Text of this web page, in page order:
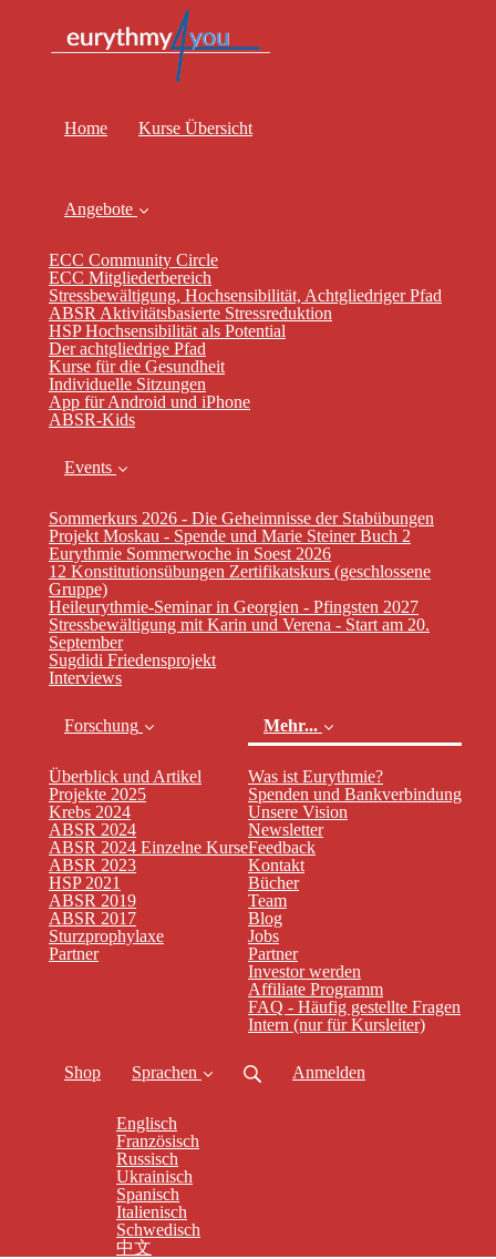
Home Kurse Übersicht
Angebote
ECC Community Circle
ECC Mitgliederbereich
Stressbewältigung, Hochsensibilität, Achtgliedriger Pfad
ABSR Aktivitätsbasierte Stressreduktion
HSP Hochsensibilität als Potential
Der achtgliedrige Pfad
Kurse für die Gesundheit
Individuelle Sitzungen
App für Android und iPhone
ABSR-Kids
Events
Sommerkurs 2026 - Die Geheimnisse der Stabübungen
Projekt Moskau - Spende und Marie Steiner Buch 2
Eurythmie Sommerwoche in Soest 2026
12 Konstitutionsübungen Zertifikatskurs (geschlossene
Gruppe)
Heileurythmie-Seminar in Georgien - Pfingsten 2027
Stressbewältigung mit Karin und Verena - Start am 20.
September
Sugdidi Friedensprojekt
Interviews
Forschung
Überblick und Artikel
Projekte 2025
Krebs 2024
ABSR 2024
ABSR 2024 Einzelne Kurse
ABSR 2023
HSP 2021
ABSR 2019
ABSR 2017
Sturzprophylaxe
Partner
Mehr...
Was ist Eurythmie?
Spenden und Bankverbindung
Unsere Vision
Newsletter
Feedback
Kontakt
Bücher
Team
Blog(current)
Jobs
Partner
Investor werden
Affiliate Programm
FAQ - Häufig gestellte Fragen
Intern (nur für Kursleiter)
Shop Sprachen
Englisch
Französisch
Russisch
Ukrainisch
Spanisch
Italienisch
Schwedisch
中文
Anmelden